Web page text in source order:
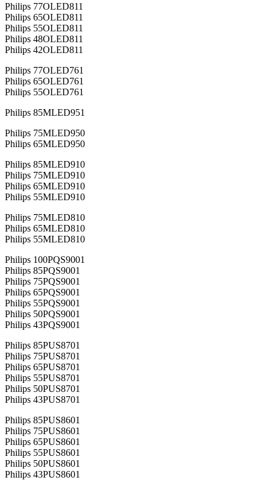
Philips 77OLED811
Philips 65OLED811
Philips 55OLED811
Philips 48OLED811
Philips 42OLED811
Philips 77OLED761
Philips 65OLED761
Philips 55OLED761
Philips 85MLED951
Philips 75MLED950
Philips 65MLED950
Philips 85MLED910
Philips 75MLED910
Philips 65MLED910
Philips 55MLED910
Philips 75MLED810
Philips 65MLED810
Philips 55MLED810
Philips 100PQS9001
Philips 85PQS9001
Philips 75PQS9001
Philips 65PQS9001
Philips 55PQS9001
Philips 50PQS9001
Philips 43PQS9001
Philips 85PUS8701
Philips 75PUS8701
Philips 65PUS8701
Philips 55PUS8701
Philips 50PUS8701
Philips 43PUS8701
Philips 85PUS8601
Philips 75PUS8601
Philips 65PUS8601
Philips 55PUS8601
Philips 50PUS8601
Philips 43PUS8601